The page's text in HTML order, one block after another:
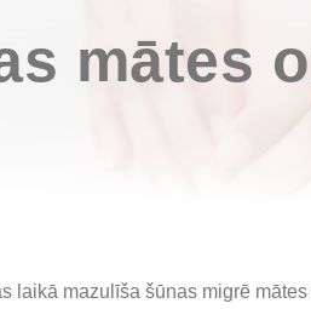
mātes
laikā mazulīša šūnas migrē